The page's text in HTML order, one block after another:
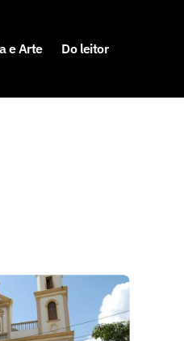
e Arte Do leitor